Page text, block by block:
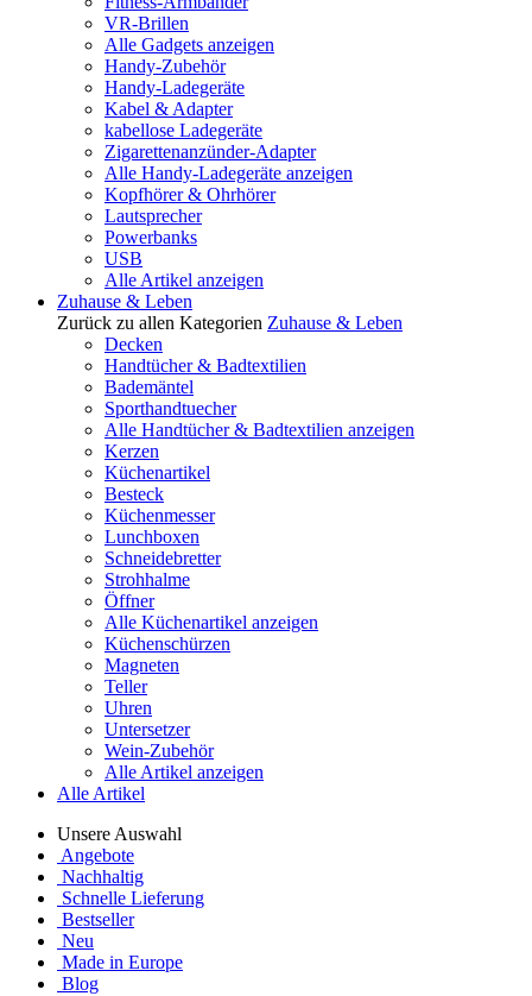
VR-Brillen
Alle Gadgets anzeigen
Handy-Zubehör
Handy-Ladegeräte
Kabel & Adapter
kabellose Ladegeräte
Zigarettenanzünder-Adapter
Alle Handy-Ladegeräte anzeigen
Kopfhörer & Ohrhörer
Lautsprecher
Powerbanks
USB
Alle Artikel anzeigen
Zuhause & Leben
Zurück zu allen Kategorien Zuhause & Leben
Decken
Handtücher & Badtextilien
Bademäntel
Sporthandtuecher
Alle Handtücher & Badtextilien anzeigen
Kerzen
Küchenartikel
Besteck
Küchenmesser
Lunchboxen
Schneidebretter
Strohhalme
Öffner
Alle Küchenartikel anzeigen
Küchenschürzen
Magneten
Teller
Uhren
Untersetzer
Wein-Zubehör
Alle Artikel anzeigen
Alle Artikel
Unsere Auswahl
Angebote
Nachhaltig
Schnelle Lieferung
Bestseller
Neu
Made in Europe
Blog